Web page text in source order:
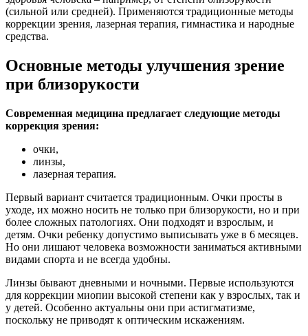
(сильной или средней). Применяются традиционные методы
коррекции зрения, лазерная терапия, гимнастика и народные
средства.
Основные методы улучшения зрение
при близорукости
Современная медицина предлагает следующие методы
коррекция зрения:
очки,
линзы,
лазерная терапия.
Первый вариант считается традиционным. Очки просты в
уходе, их можно носить не только при близорукости, но и при
более сложных патологиях. Они подходят и взрослым, и
детям. Очки ребенку допустимо выписывать уже в 6 месяцев.
Но они лишают человека возможности заниматься активными
видами спорта и не всегда удобны.
Линзы бывают дневными и ночными. Первые используются
для коррекции миопии высокой степени как у взрослых, так и
у детей. Особенно актуальны они при астигматизме,
поскольку не приводят к оптическим искажениям.